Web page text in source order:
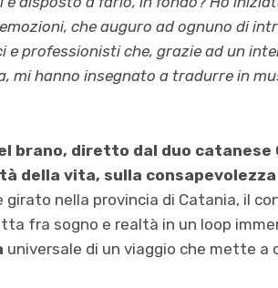
che auguro ad ognuno di
e professionisti che, grazie ad un
mi hanno insegnato a tradurre in
brano, diretto dal duo catanese
della vita, sulla
nella provincia di Catania, il
fra sogno e realtà in un loop
universale di un viaggio che mette a